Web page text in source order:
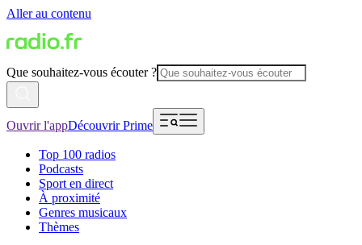
Aller au contenu
Que souhaitez-vous écouter ?
Ouvrir l'appDécouvrir Prime
Top 100 radios
Podcasts
Sport en direct
À proximité
Genres musicaux
Thèmes